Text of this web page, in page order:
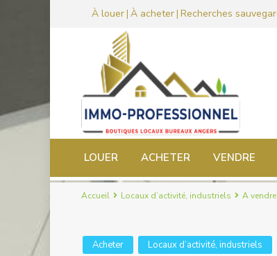
À louer| À acheter| Recherches
LOUER ACHETER VENDRE
Accueil Locaux d’activité, industriels A
Acheter Locaux d’activité, industriels